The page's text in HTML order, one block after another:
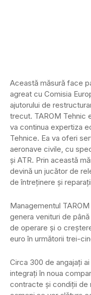
Această măsură face
agreat cu Comisia
ajutorului de
trecut. TAROM Tehnic
va continua expertiza
Tehnice. Ea va oferi
aeronave civile, cu
și ATR. Prin această
devină un jucător de
de întreținere și
Managementul
genera venituri de
de operare și o
euro în următorii trei-
Circa 300 de angajați
integrați în noua
contracte și condiții de